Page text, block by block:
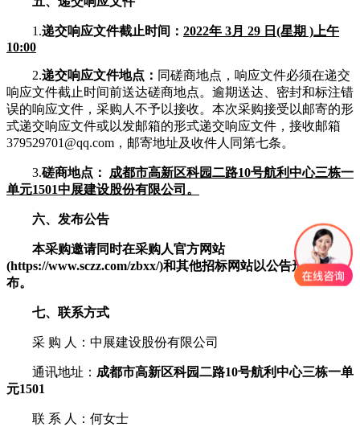
1.递交响应文件截止时间： 2022年 3月 29 日(星期 )上午
10:00
2.递交响应文件地点： 同磋商地点，响应文件必须在递交
响应文件截止时间前送达磋商地点。逾期送达、密封和标注错
误的响应文件，采购人不予以接收。本次采购接受以邮寄的形
式递交响应文件或以发邮箱的形式递交响应文件，接收邮箱
379529701@qq.com，邮寄地址及收件人同第七条。
3.磋商地点：
成都市高新区科园二路10号航利中心三栋一
单元1501中展建设股份有限公司。
六、发布公告
本采购邀请同时在采购人官方网站
(https://www.sczz.com/zbxx/)和其他招标网站以公告形式发
布。
七、联系方式
采 购 人：中展建设股份有限公司
通讯地址： 成都市高新区科园二路10号航利中心三栋一单
元1501
联 系 人：何女士